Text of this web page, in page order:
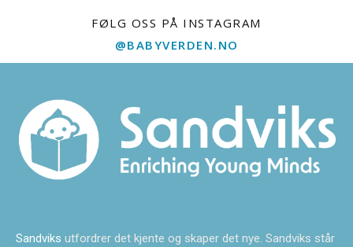
FØLG OSS PÅ INSTAGRAM
@BABYVERDEN.NO
Sandviks utfordrer det kjente og skaper det nye. Sandviks står